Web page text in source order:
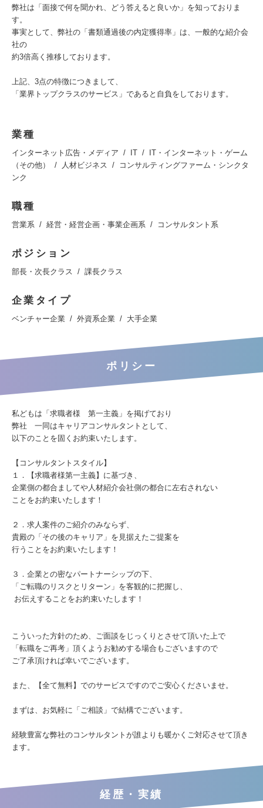
弊社は「面接で何を聞かれ、どう答えると良いか」を知っておりま
す。
事実として、弊社の「書類通過後の内定獲得率」は、一般的な紹介会
社の
約3倍高く推移しております。
上記、3点の特徴につきまして、
「業界トップクラスのサービス」であると自負をしております。
業種
インターネット広告・メディア IT
IT・インターネット・ゲーム
（その他）
人材ビジネス
コンサルティングファーム・シンクタ
ンク
職種
営業系 経営・経営企画・事業企画系 コンサルタント系
ポジション
部長・次長クラス 課長クラス
企業タイプ
ベンチャー企業 外資系企業 大手企業
ポリシー
私どもは「求職者様 第一主義」を掲げており
弊社 一同はキャリアコンサルタントとして、
以下のことを固くお約束いたします。
【コンサルタントスタイル】
１．【求職者様第一主義】に基づき、
企業側の都合ましてや人材紹介会社側の都合に左右されない
ことをお約束いたします！
２．求人案件のご紹介のみならず、
貴殿の「その後のキャリア」を見据えたご提案を
行うことをお約束いたします！
３．企業との密なパートナーシップの下、
「ご転職のリスクとリターン」を客観的に把握し、
お伝えすることをお約束いたします！
こういった方針のため、ご面談をじっくりとさせて頂いた上で
「転職をご再考」頂くようお勧めする場合もございますので
ご了承頂ければ幸いでございます。
また、【全て無料】でのサービスですのでご安心くださいませ。
まずは、お気軽に「ご相談」で結構でございます。
経験豊富な弊社のコンサルタントが誰よりも暖かくご対応させて頂き
ます。
経歴・実績